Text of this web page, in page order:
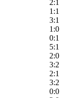
2:1
1:1
3:1
1:0
0:1
5:1
2:0
3:2
2:1
3:2
0:0